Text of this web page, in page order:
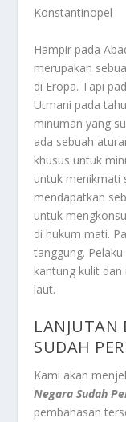
Konstantinopel
Hampir pada
merupakan
di Eropa. Tapi
Utmani pada
minuman yang
ada sebuah
khusus untuk
untuk menikmati
mendapatkan
untuk
di hukum mati.
tanggung.
kantung kulit
laut.
LANJUTAN
SUDAH
Kami akan
Negara Sudah
pembahasan